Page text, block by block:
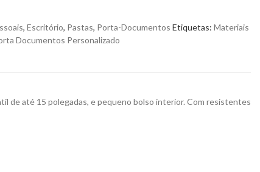
, Escritório, Pastas, Porta-Documentos Etiquetas: Materiais
Documentos Personalizado
de até 15 polegadas, e pequeno bolso interior. Com resistentes